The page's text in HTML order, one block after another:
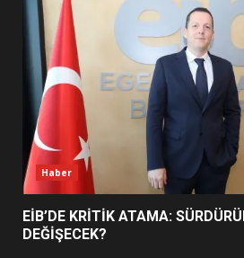
5
6
BURHANİYE
TURNUVASI
DEĞİŞTİRİYOR?
7
BURHANİYE
ŞEKİLLENDİ?
Haber
EİB’DE KRİTİK ATAMA:
DEĞİŞECEK?